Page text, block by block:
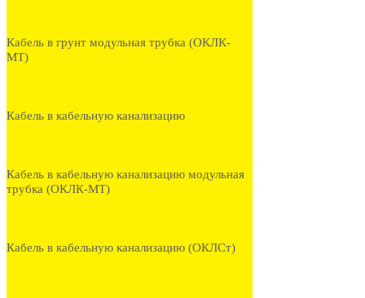
Кабель в грунт модульная трубка (ОКЛК-
МТ)
Кабель в кабельную канализацию
Кабель в кабельную канализацию модульная
трубка (ОКЛК-МТ)
Кабель в кабельную канализацию (ОКЛСт)